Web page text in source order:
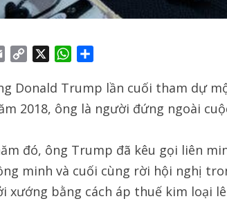
Email
Copy
WhatsApp
Donald Trump lần cuối tham dự
2018, ông là người đứng ngoài
đó, ông Trump đã kêu gọi liên
minh và cuối cùng rời hội nghị
xướng bằng cách áp thuế kim loại